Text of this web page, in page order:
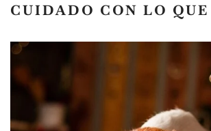
CUIDADO CON LO